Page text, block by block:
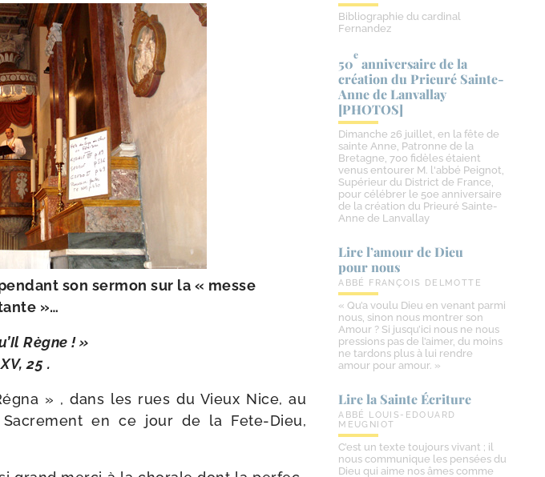
son ser­mon sur la « messe
»…
Règne ! »
25 .
» , dans les rues du Vieux Nice, au
en ce jour de la Fete-​Dieu,
Bibliographie du cardinal
Fernandez
50
e
anniversaire de la
création du Prieuré Sainte-​
Anne de Lanvallay
[PHOTOS]
Dimanche 26 juillet, en la fête de
sainte Anne, Patronne de la
Bretagne, 700 fidèles étaient
venus entourer M. l'abbé Peignot,
Supérieur du District de France,
pour célébrer le 50e anniversaire
de la création du Prieuré Sainte-
Anne de Lanvallay
Lire l’amour de Dieu
pour nous
ABBÉ FRANÇOIS DELMOTTE
« Qu’a voulu Dieu en venant parmi
nous, sinon nous montrer son
Amour ? Si jusqu’ici nous ne nous
pressions pas de l’aimer, du moins
ne tardons plus à lui rendre
amour pour amour. »
Lire la Sainte Écriture
ABBÉ LOUIS-EDOUARD
MEUGNIOT
C’est un texte toujours vivant ; il
nous communique les pensées du
Dieu qui aime nos âmes comme